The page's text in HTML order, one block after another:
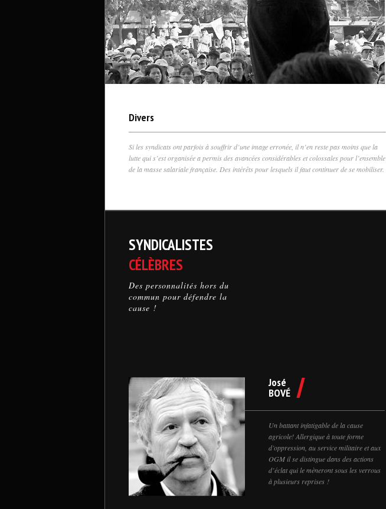
Divers
Si les syndicats ont parfois à souffrir d’une image erronée, il n’en reste pas moins que la
lutte qui s’est organisée a permis des avancées considérables et colossales pour l’ensemble
de la masse salariale française. Des intérêts pour lesquels il faut continuer de se mobiliser.
SYNDICALISTES
CÉLÈBRES
Des personnalités hors du
commun pour défendre la
cause !
José
BOVÉ
Un battant infatigable de la cause
agricole! Allergique à toute forme
d’oppression, au service militaire et aux
OGM il se distingue dans des actions
d’éclat qui le mèneront sous les verrous
à plusieurs reprises !